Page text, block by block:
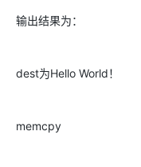
输出结果为：
dest为Hello World！
memcpy